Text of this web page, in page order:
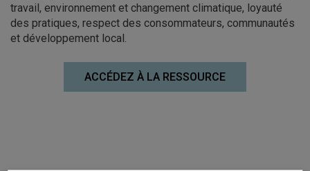
travail, environnement et changement climatique, loyauté
des pratiques, respect des consommateurs, communautés
et développement local.
ACCÉDEZ À LA RESSOURCE